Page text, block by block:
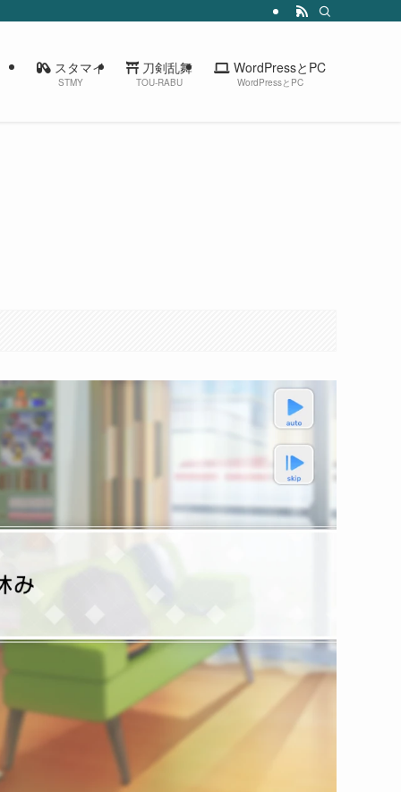
スタマイ
STMY
刀剣乱舞
TOU-RABU
WordPressとPC
WordPressとPC